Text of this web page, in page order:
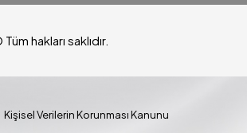
hakları saklıdır.
Kişisel Verilerin Korunması Kanunu